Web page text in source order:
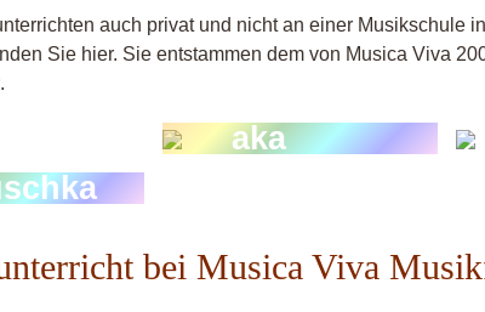
auch privat und nicht an einer Musikschule
Sie hier. Sie entstammen dem von Musica Viva
.
aka
bei Musica Viva